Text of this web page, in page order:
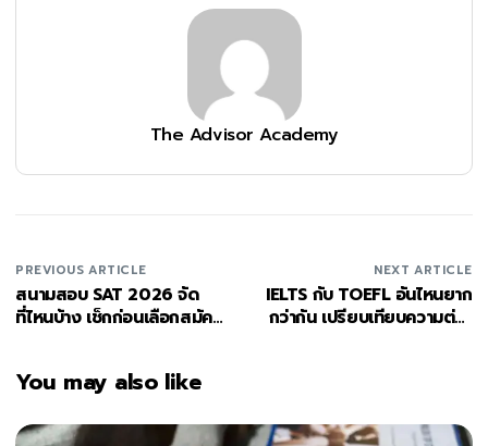
The Advisor Academy
PREVIOUS ARTICLE
สนามสอบ SAT 2026 จัด
ที่ไหนบ้าง เช็กก่อนเลือกสมัคร
NEXT ARTICLE
IELTS กับ TOEFL อันไหนยาก
กว่ากัน เปรียบเทียบความต่าง
You may also like